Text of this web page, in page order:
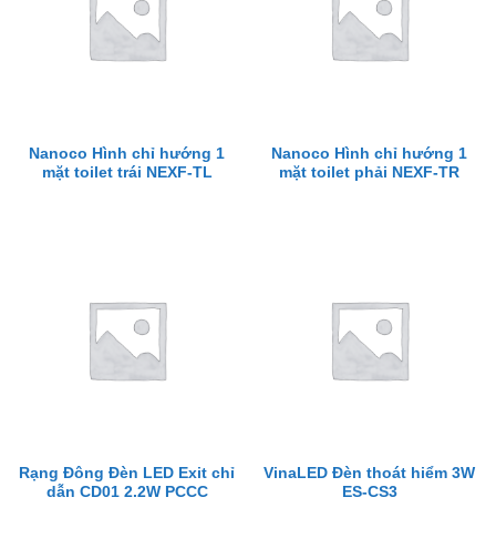
Nanoco Hình chỉ hướng 1
mặt toilet trái NEXF-TL
Nanoco Hình chỉ hướng 1
mặt toilet phải NEXF-TR
Rạng Đông Đèn LED Exit chỉ
dẫn CD01 2.2W PCCC
VinaLED Đèn thoát hiểm 3W
ES-CS3